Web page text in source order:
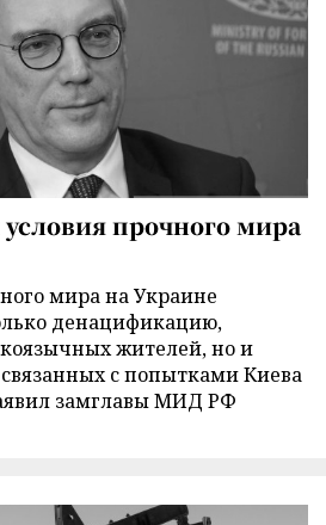
прочного мира
мира на Украине
денацификацию,
жителей, но и
с попытками Киева
замглавы МИД РФ